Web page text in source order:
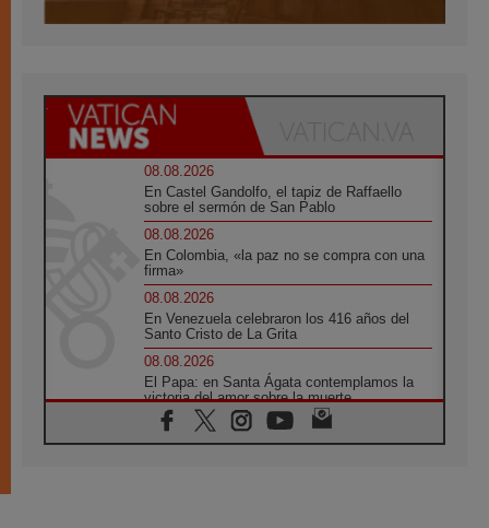
08.08.2026
En Castel Gandolfo, el tapiz de Raffaello
sobre el sermón de San Pablo
08.08.2026
En Colombia, «la paz no se compra con una
firma»
08.08.2026
En Venezuela celebraron los 416 años del
Santo Cristo de La Grita
08.08.2026
El Papa: en Santa Ágata contemplamos la
victoria del amor sobre la muerte
08.08.2026
León XIV visitará el Santuario de la Madre